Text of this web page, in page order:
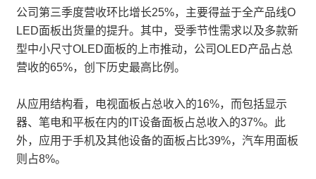
公司第三季度营收环比增长25%，主要得益于全产品线O
LED面板出货量的提升。其中，受季节性需求以及多款新
型中小尺寸OLED面板的上市推动，公司OLED产品占总
营收的65%，创下历史最高比例。
从应用结构看，电视面板占总收入的16%，而包括显示
器、笔电和平板在内的IT设备面板占总收入的37%。此
外，应用于手机及其他设备的面板占比39%，汽车用面板
则占8%。